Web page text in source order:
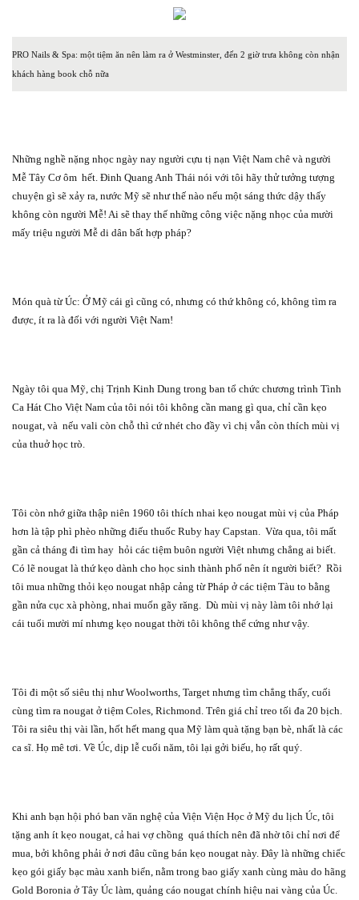
PRO Nails & Spa: một tiệm ăn nên làm ra ở Westminster, đến 2 giờ trưa không còn nhận
khách hàng book chỗ nữa
Những nghề nặng nhọc ngày nay người cựu tị nạn Việt Nam chê và người
Mễ Tây Cơ ôm hết. Đinh Quang Anh Thái nói với tôi hãy thử tưởng tượng
chuyện gì sẽ xảy ra, nước Mỹ sẽ như thế nào nếu một sáng thức dậy thấy
không còn người Mễ! Ai sẽ thay thế những công việc nặng nhọc của mười
mấy triệu người Mễ di dân bất hợp pháp?
Món quà từ Úc: Ở Mỹ cái gì cũng có, nhưng có thứ không có, không tìm ra
được, ít ra là đối với người Việt Nam!
Ngày tôi qua Mỹ, chị Trịnh Kinh Dung trong ban tổ chức chương trình Tình
Ca Hát Cho Việt Nam của tôi nói tôi không cần mang gì qua, chỉ cần kẹo
nougat, và nếu vali còn chỗ thì cứ nhét cho đầy vì chị vẫn còn thích mùi vị
của thuở học trò.
Tôi còn nhớ giữa thập niên 1960 tôi thích nhai kẹo nougat mùi vị của Pháp
hơn là tập phì phèo những điếu thuốc Ruby hay Capstan.
Vừa qua, tôi mất
gần cả tháng đi tìm hay hỏi các tiệm buôn người Việt nhưng chẳng ai biết.
Có lẽ nougat là thứ kẹo dành cho học sinh thành phố nên ít người biết? Rồi
tôi mua những thỏi kẹo nougat nhập cảng từ Pháp ở các tiệm Tàu to bằng
gần nửa cục xà phòng, nhai muốn gãy răng.
Dù mùi vị này làm tôi nhớ lại
cái tuổi mười mí nhưng kẹo nougat thời tôi không thể cứng như vậy.
Tôi đi một số siêu thị như Woolworths, Target nhưng tìm chẳng thấy, cuối
cùng tìm ra nougat ở tiệm Coles, Richmond. Trên giá chỉ treo tối đa 20 bịch.
Tôi ra siêu thị vài lần, hốt hết mang qua Mỹ làm quà tặng bạn bè, nhất là các
ca sĩ. Họ mê tơi. Về Úc, dịp lễ cuối năm, tôi lại gởi biếu, họ rất quý.
Khi anh bạn hội phó ban văn nghệ của Viện Viện Học ở Mỹ du lịch Úc, tôi
tặng anh ít kẹo nougat, cả hai vợ chồng quá thích nên đã nhờ tôi chỉ nơi để
mua, bởi không phải ở nơi đâu cũng bán kẹo nougat này. Đây là những chiếc
kẹo gói giấy bạc màu xanh biển, nằm trong bao giấy xanh cùng màu do hãng
Gold Boronia ở Tây Úc làm, quảng cáo nougat chính hiệu nai vàng của Úc.